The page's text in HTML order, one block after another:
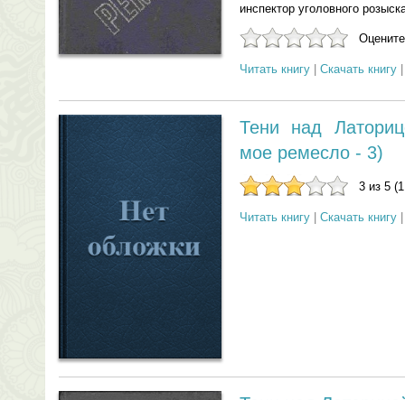
инспектор уголовного
Читать книгу Скачать книгу
Тени над
мое ремесло - 3)
3 из 5
Читать книгу Скачать книгу